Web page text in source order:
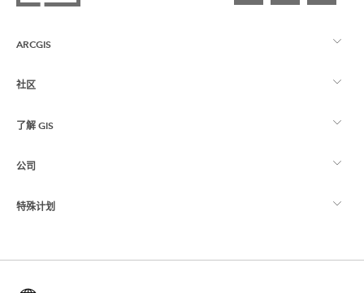
ARCGIS
ArcGIS 概览
制图
社区
Esri 社区
ArcGIS 博客
用户研究和测试
了解 GIS
什么是 GIS？
位置智能
培训
公司
关于 Esri
特殊计划